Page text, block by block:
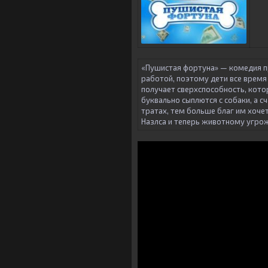
«Пушистая фортуна» — комедия
работой, поэтому дети все
получает сверхспособность,
буквально сыплются с собаки, а
тратах, тем больше благ им
Назлса и теперь животному